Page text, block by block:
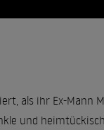
als ihr Ex-
und